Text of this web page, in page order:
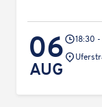
06
AUG
18:30